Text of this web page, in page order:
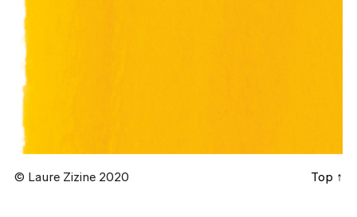
© Laure Zizine 2020 Top ↑